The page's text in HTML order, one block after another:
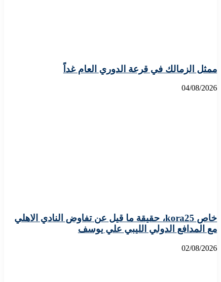
ممثل الزمالك في قرعة الدوري العام غداً
04/08/2026
خاص kora25، حقيقة ما قيل عن تفاوض النادي الاهلي
مع المدافع الدولي الليبي علي يوسف
02/08/2026